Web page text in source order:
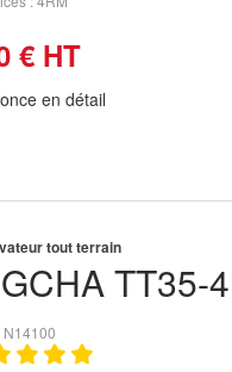
€ HT
en détail
TT35-4
tout terrain
N14100